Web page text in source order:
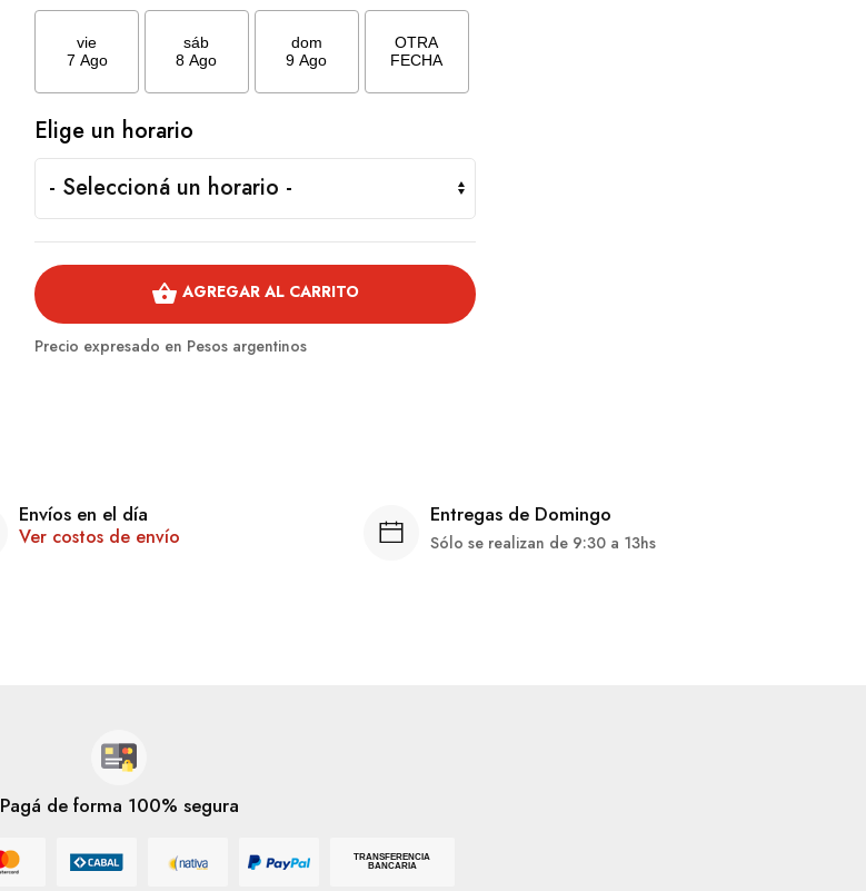
vie
7 Ago
sáb
8 Ago
dom
9 Ago
OTRA
FECHA
Elige un horario
shopping_basket AGREGAR AL CARRITO
Precio expresado en Pesos argentinos
Envíos en el día
Ver costos de envío
Entregas de Domingo
Sólo se realizan de 9:30 a 13hs
Pagá de forma 100% segura
Mastercard Cabal Nativa
TRANSFERENCIA
BANCARIA